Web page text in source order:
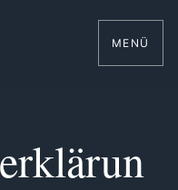
MENÜ